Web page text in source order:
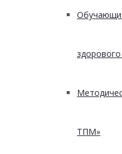
ТПМ»